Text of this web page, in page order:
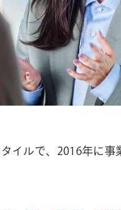
イルで、2016年に事